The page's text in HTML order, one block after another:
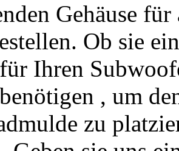
Gehäuse
Ob sie
Ihren
, um
zu